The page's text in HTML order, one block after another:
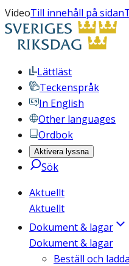
VideoTill innehåll på sidan
Lättläst
Teckenspråk
In English
Other languages
Ordbok
Aktivera lyssna
Sök
Aktuellt
Aktuellt
Dokument & lagar
Dokument & lagar
Beställ och